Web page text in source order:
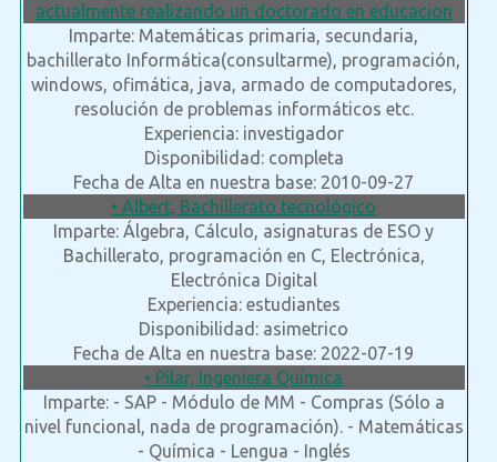
actualmente realizando un doctorado en educacion
Imparte: Matemáticas primaria, secundaria,
bachillerato Informática(consultarme), programación,
windows, ofimática, java, armado de computadores,
resolución de problemas informáticos etc.
Experiencia: investigador
Disponibilidad: completa
Fecha de Alta en nuestra base: 2010-09-27
• Albert, Bachillerato tecnológico
Imparte: Álgebra, Cálculo, asignaturas de ESO y
Bachillerato, programación en C, Electrónica,
Electrónica Digital
Experiencia: estudiantes
Disponibilidad: asimetrico
Fecha de Alta en nuestra base: 2022-07-19
• Pilar, Ingeniera Química
Imparte: - SAP - Módulo de MM - Compras (Sólo a
nivel funcional, nada de programación). - Matemáticas
- Química - Lengua - Inglés